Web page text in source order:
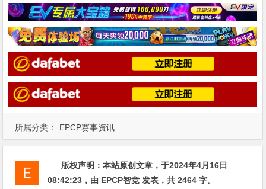
所属分类： EPCP赛事资讯
版权声明：本站原创文章，于2024年4月16日
08:42:23 ，由 EPCP智竞 发表，共 2464 字。